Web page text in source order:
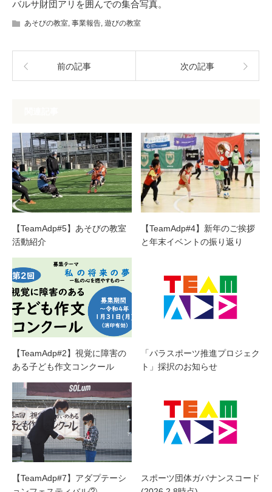
バルサ財団アリを囲んでの集合写真。
あそびの教室, 事業報告, 遊びの教室
前の記事 次の記事
【TeamAdp#5】あそびの教室
活動紹介
【TeamAdp#4】新年のご挨拶
と年末イベントの振り返り
【TeamAdp#2】視覚に障害の
ある子ども作文コンクール
「パラスポーツ推進プロジェク
ト」採択のお知らせ
【TeamAdp#7】アダプテーシ
スポーツ団体ガバナンスコード